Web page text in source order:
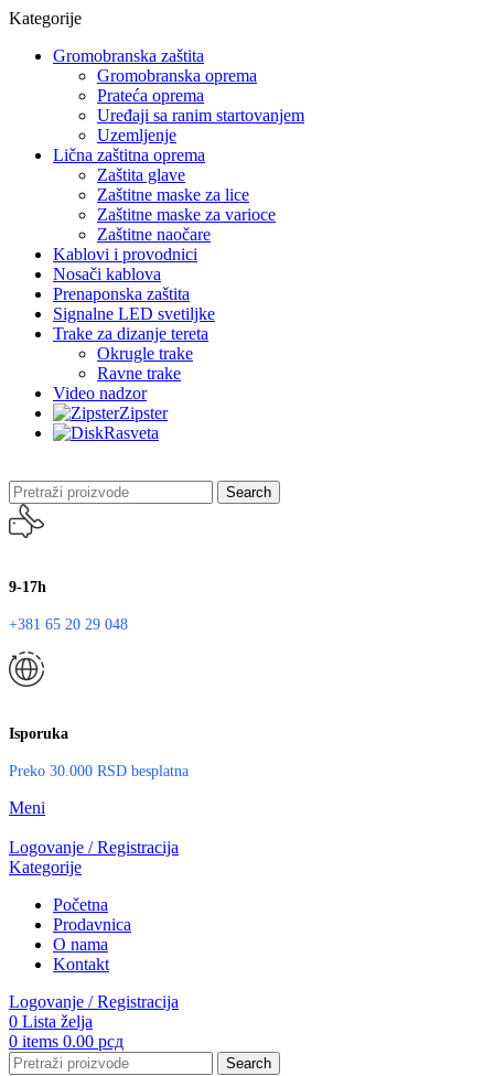
Kategorije
Gromobranska zaštita
Gromobranska oprema
Prateća oprema
Uređaji sa ranim startovanjem
Uzemljenje
Lična zaštitna oprema
Zaštita glave
Zaštitne maske za lice
Zaštitne maske za varioce
Zaštitne naočare
Kablovi i provodnici
Nosači kablova
Prenaponska zaštita
Signalne LED svetiljke
Trake za dizanje tereta
Okrugle trake
Ravne trake
Video nadzor
Zipster
Rasveta
Search
9-17h
+381 65 20 29 048
Isporuka
Preko 30.000 RSD besplatna
Meni
Logovanje / Registracija
Kategorije
Početna
Prodavnica
O nama
Kontakt
Logovanje / Registracija
0 Lista želja
0 items 0.00 рсд
Search